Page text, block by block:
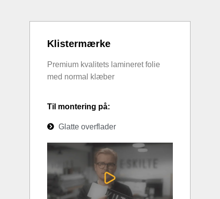
Klistermærke
Premium kvalitets lamineret folie
med normal klæber
Til montering på:
Glatte overflader